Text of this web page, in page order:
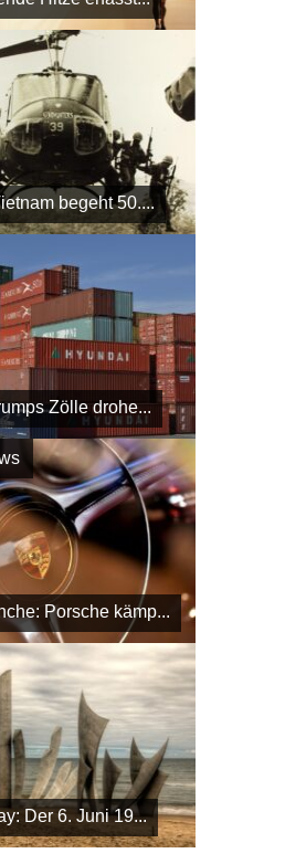
begeht 50....
Zölle drohe...
Porsche kämp...
Der 6. Juni 19...